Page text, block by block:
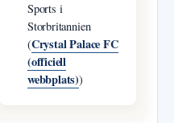
Sports i
Storbritannien
(Crystal Palace FC
(officiell
webbplats))